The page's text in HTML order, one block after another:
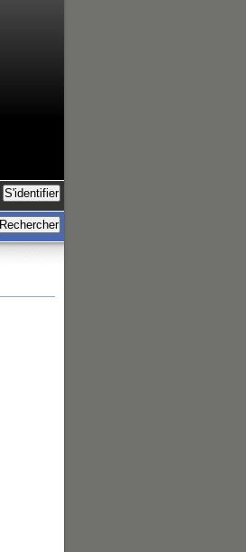
S'identifier
Rechercher